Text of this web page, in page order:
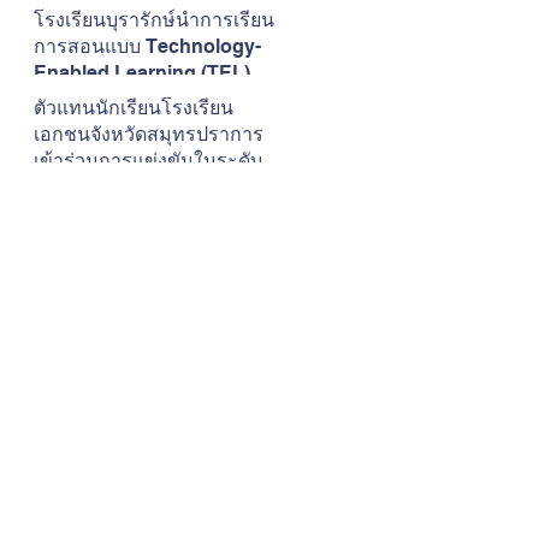
เสียงดนตรี
โรงเรียนบุรารักษ์นำการเรียน
การสอนแบบ Technology-
Enabled Learning (TEL) มา
ใช้ในการพัฒนาการเรียนการ
สอนวิชาภาษาอังกฤษ
ตัวแทนนักเรียนโรงเรียน
เอกชนจังหวัดสมุทรปราการ
เข้าร่วมการแข่งขันในระดับ